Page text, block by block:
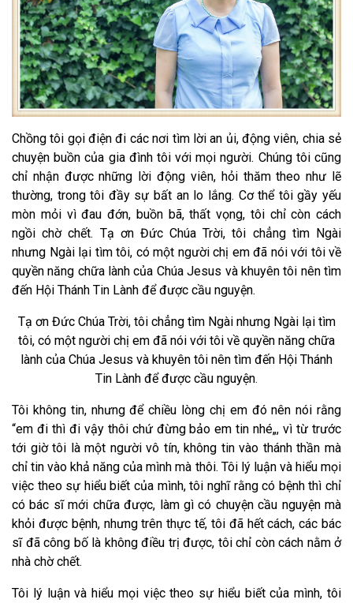
Chồng tôi gọi điện đi các nơi tìm lời an ủi, động viên, chia sẻ
chuyện buồn của gia đình tôi với mọi người. Chúng tôi cũng
chỉ nhận được những lời động viên, hỏi thăm theo như lẽ
thường, trong tôi đầy sự bất an lo lắng. Cơ thể tôi gầy yếu
mòn mỏi vì đau đớn, buồn bã, thất vọng, tôi chỉ còn cách
ngồi chờ chết. Tạ ơn Đức Chúa Trời, tôi chẳng tìm Ngài
nhưng Ngài lại tìm tôi, có một người chị em đã nói với tôi về
quyền năng chữa lành của Chúa Jesus và khuyên tôi nên tìm
đến Hội Thánh Tin Lành để được cầu nguyện.
Tạ ơn Đức Chúa Trời, tôi chẳng tìm Ngài nhưng Ngài lại tìm
tôi, có một người chị em đã nói với tôi về quyền năng chữa
lành của Chúa Jesus và khuyên tôi nên tìm đến Hội Thánh
Tin Lành để được cầu nguyện.
Tôi không tin, nhưng để chiều lòng chị em đó nên nói rằng
“em đi thì đi vậy thôi chứ đừng bảo em tin nhé„, vì từ trước
tới giờ tôi là một người vô tín, không tin vào thánh thần mà
chỉ tin vào khả năng của mình mà thôi. Tôi lý luận và hiểu mọi
việc theo sự hiểu biết của mình, tôi nghĩ rằng có bệnh thì chỉ
có bác sĩ mới chữa được, làm gì có chuyện cầu nguyện mà
khỏi được bệnh, nhưng trên thực tế, tôi đã hết cách, các bác
sĩ đã công bố là không điều trị được, tôi chỉ còn cách nằm ở
nhà chờ chết.
Tôi lý luận và hiểu mọi việc theo sự hiểu biết của mình, tôi